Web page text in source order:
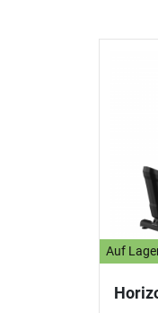
Auf